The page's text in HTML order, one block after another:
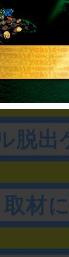
容
▼企
脱
取材